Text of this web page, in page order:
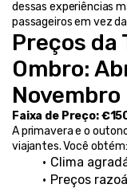
dessas experiências
passageiros em vez
Preços da
Ombro:
Novembro
Faixa de Preço:
A primavera e o
viajantes. Você obtém:
Clima
Preços